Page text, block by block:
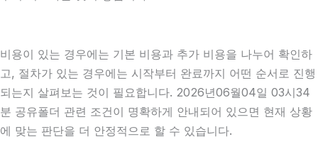
비용이 있는 경우에는 기본 비용과 추가 비용을 나누어 확인하
고, 절차가 있는 경우에는 시작부터 완료까지 어떤 순서로 진행
되는지 살펴보는 것이 필요합니다. 2026년06월04일 03시34
분 공유폴더 관련 조건이 명확하게 안내되어 있으면 현재 상황
에 맞는 판단을 더 안정적으로 할 수 있습니다.